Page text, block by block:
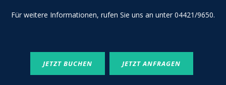
Für weitere Informationen, rufen Sie uns an unter 04421/9650.
JETZT BUCHEN JETZT ANFRAGEN